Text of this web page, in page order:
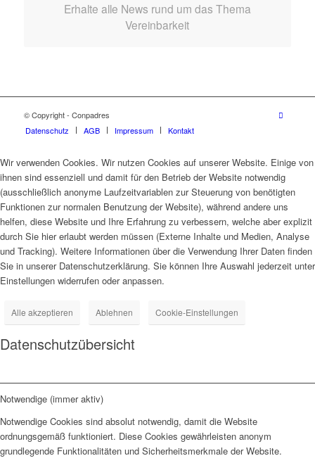
Erhalte alle News rund um das Thema
Vereinbarkeit
© Copyright - Conpadres
Datenschutz
AGB Impressum Kontakt
Wir verwenden Cookies. Wir nutzen Cookies auf unserer Website. Einige von
ihnen sind essenziell und damit für den Betrieb der Website notwendig
(ausschließlich anonyme Laufzeitvariablen zur Steuerung von benötigten
Funktionen zur normalen Benutzung der Website), während andere uns
helfen, diese Website und Ihre Erfahrung zu verbessern, welche aber explizit
durch Sie hier erlaubt werden müssen (Externe Inhalte und Medien, Analyse
und Tracking). Weitere Informationen über die Verwendung Ihrer Daten finden
Sie in unserer Datenschutzerklärung. Sie können Ihre Auswahl jederzeit unter
Einstellungen widerrufen oder anpassen.
Alle akzeptieren Ablehnen Cookie-Einstellungen
Datenschutzübersicht
Notwendige (immer aktiv)
Notwendige Cookies sind absolut notwendig, damit die Website
ordnungsgemäß funktioniert. Diese Cookies gewährleisten anonym
grundlegende Funktionalitäten und Sicherheitsmerkmale der Website.